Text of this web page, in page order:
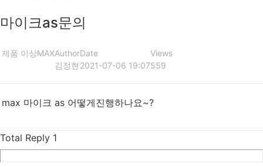
마이크as문의
제품 이상MAXAuthor
김정현
Date
2021-07-06 19:07
Views
559
max 마이크 as 어떻게진행하나요~?
Total Reply 1